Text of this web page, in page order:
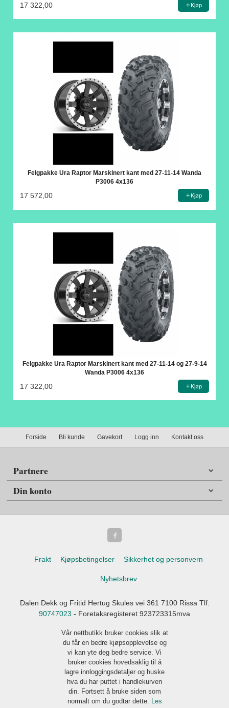
17 322,00 Kjøp
Felgpakke Ura Raptor Marskinert kant med 27-11-14 Wanda
P3006 4x136
17 572,00 Kjøp
Felgpakke Ura Raptor Marskinert kant med 27-11-14 og 27-9-14
Wanda P3006 4x136
17 322,00 Kjøp
Forside Bli kunde Gavekort Logg inn Kontakt oss
Partnere
Din konto
Frakt Kjøpsbetingelser Sikkerhet og personvern
Nyhetsbrev
Dalen Dekk og Fritid Hertug Skules vei 361 7100 Rissa Tlf.
90747023 - Foretaksregisteret 923723315mva
Vår nettbutikk bruker cookies slik at
du får en bedre kjøpsopplevelse og
vi kan yte deg bedre service. Vi
bruker cookies hovedsaklig til å
lagre innloggingsdetaljer og huske
hva du har puttet i handlekurven
din. Fortsett å bruke siden som
normalt om du godtar dette. Les